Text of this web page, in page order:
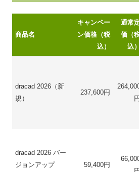
商品名
キャンペー
ン価格（税
込）
通常
価（
込）
dracad 2026（新
規）
237,600円
円
dracad 2026 バー
ジョンアップ
59,400円